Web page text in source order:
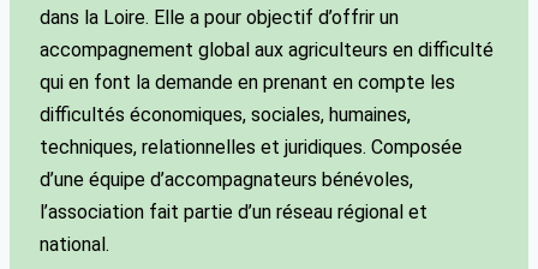
dans la Loire. Elle a pour objectif d’offrir un
accompagnement global aux agriculteurs en difficulté
qui en font la demande en prenant en compte les
difficultés économiques, sociales, humaines,
techniques, relationnelles et juridiques. Composée
d’une équipe d’accompagnateurs bénévoles,
l’association fait partie d’un réseau régional et
national.